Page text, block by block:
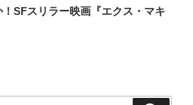
SFスリラー映画『エクス・マキ